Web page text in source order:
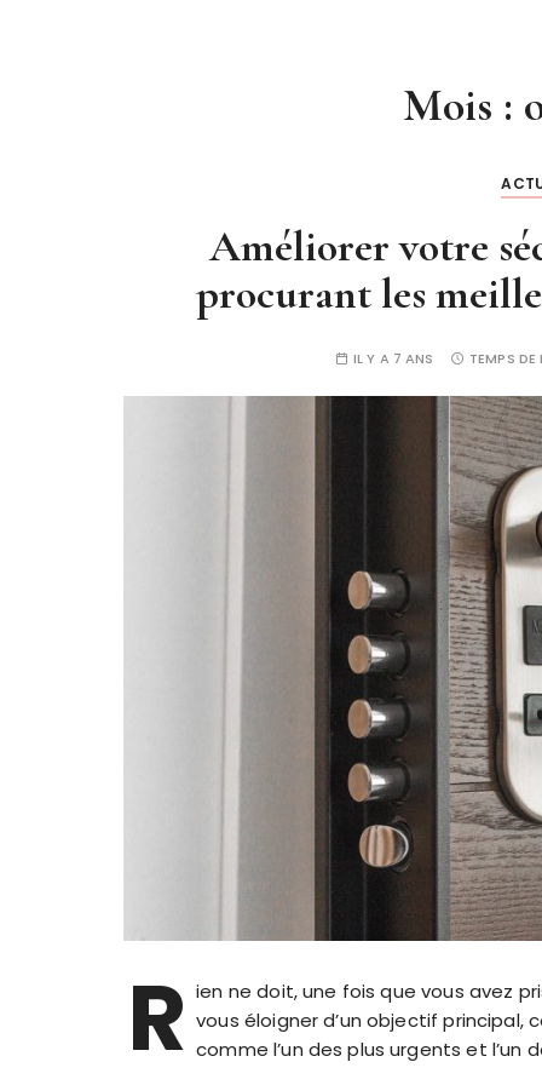
Mois :
Améliorer votre
procurant les
IL Y A 7 ANS TEMPS DE
R ien ne doit, une fois que vous avez
vous éloigner d’un objectif principal,
comme l’un des plus urgents et l’un